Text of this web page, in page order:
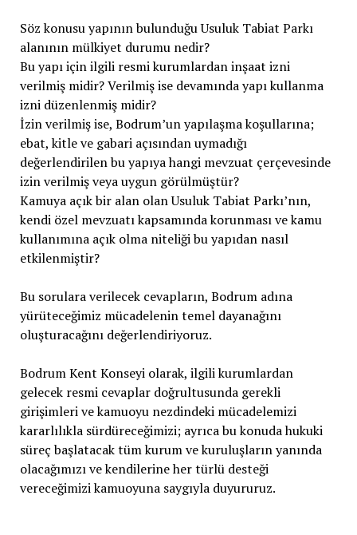
Söz konusu yapının bulunduğu Usuluk Tabiat Parkı
alanının mülkiyet durumu nedir?
Bu yapı için ilgili resmi kurumlardan inşaat izni
verilmiş midir? Verilmiş ise devamında yapı kullanma
izni düzenlenmiş midir?
İzin verilmiş ise, Bodrum’un yapılaşma koşullarına;
ebat, kitle ve gabari açısından uymadığı
değerlendirilen bu yapıya hangi mevzuat çerçevesinde
izin verilmiş veya uygun görülmüştür?
Kamuya açık bir alan olan Usuluk Tabiat Parkı’nın,
kendi özel mevzuatı kapsamında korunması ve kamu
kullanımına açık olma niteliği bu yapıdan nasıl
etkilenmiştir?
Bu sorulara verilecek cevapların, Bodrum adına
yürüteceğimiz mücadelenin temel dayanağını
oluşturacağını değerlendiriyoruz.
Bodrum Kent Konseyi olarak, ilgili kurumlardan
gelecek resmi cevaplar doğrultusunda gerekli
girişimleri ve kamuoyu nezdindeki mücadelemizi
kararlılıkla sürdüreceğimizi; ayrıca bu konuda hukuki
süreç başlatacak tüm kurum ve kuruluşların yanında
olacağımızı ve kendilerine her türlü desteği
vereceğimizi kamuoyuna saygıyla duyururuz.